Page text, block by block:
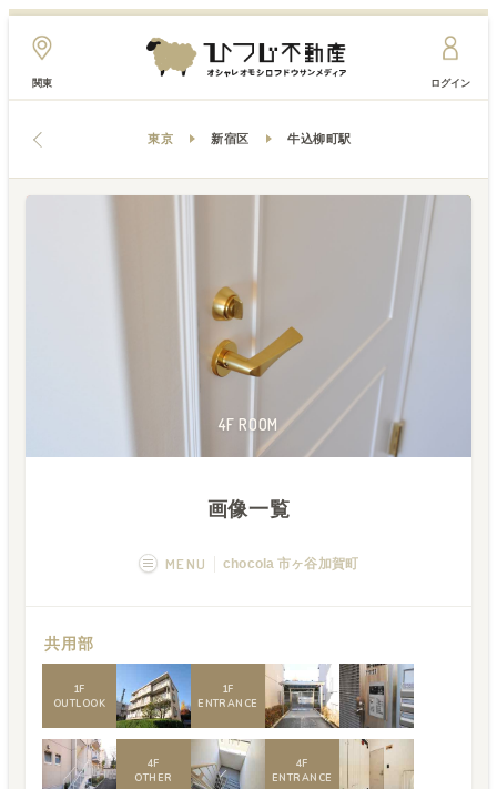
関東 ログイン
東京 新宿区 牛込柳町駅
1F ENVIRONMENT
4F ROOM
5F ROOM
4F KITCHEN
1F ENVIRONMENT
4F LIVINGROOM
5F LIVINGROOM
1F PARTY
1F ENVIRONMENT
4F ROOM
画像一覧
MENU chocola 市ヶ谷加賀町
空室状況 運営者
フカボリ記事 Q&A
共用部
1F
OUTLOOK
1F
ENTRANCE
4F
OTHER
4F
ENTRANCE